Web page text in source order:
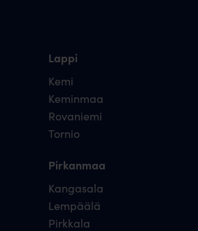
Lappi
Kemi
Keminmaa
Rovaniemi
Tornio
Pirkanmaa
Kangasala
Lempäälä
Pirkkala